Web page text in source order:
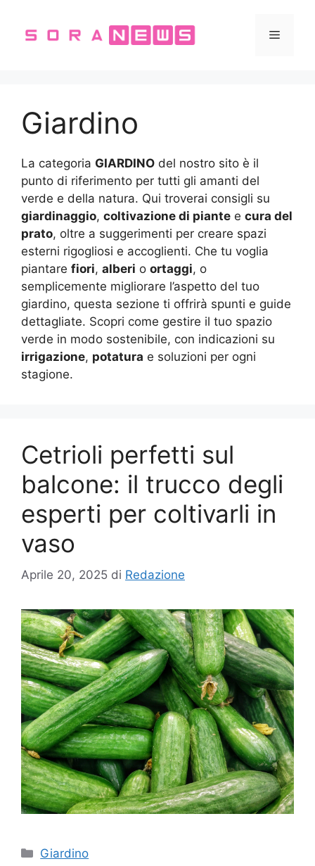
contenuto
Menu
Giardino
La categoria GIARDINO del nostro sito è il
punto di riferimento per tutti gli amanti del
verde e della natura. Qui troverai consigli su
giardinaggio, coltivazione di piante e cura del
prato, oltre a suggerimenti per creare spazi
esterni rigogliosi e accoglienti. Che tu voglia
piantare fiori, alberi o ortaggi, o
semplicemente migliorare l’aspetto del tuo
giardino, questa sezione ti offrirà spunti e guide
dettagliate. Scopri come gestire il tuo spazio
verde in modo sostenibile, con indicazioni su
irrigazione, potatura e soluzioni per ogni
stagione.
Cetrioli perfetti sul
balcone: il trucco degli
esperti per coltivarli in
vaso
Aprile 20, 2025 di Redazione
Categorie
Giardino